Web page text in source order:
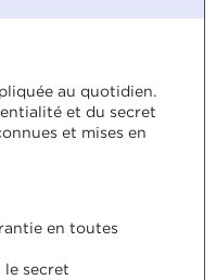
au quotidien.
et du secret
et mises en
en toutes
secret